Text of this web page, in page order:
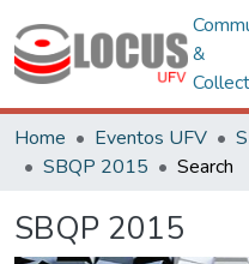
&
Home Eventos UFV
SBQP 2015
Search
SBQP 2015